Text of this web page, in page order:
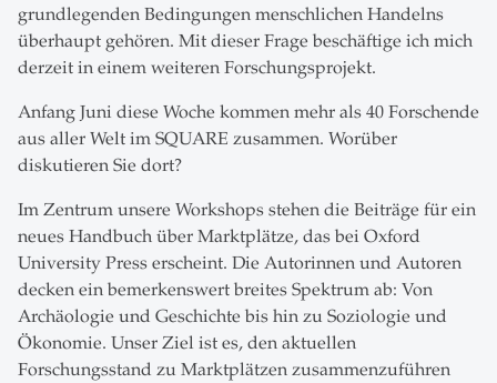
grundlegenden Bedingungen menschlichen Handelns
überhaupt gehören. Mit dieser Frage beschäftige ich mich
derzeit in einem weiteren Forschungsprojekt.
Anfang Juni diese Woche kommen mehr als 40 Forschende
aus aller Welt im SQUARE zusammen. Worüber
diskutieren Sie dort?
Im Zentrum unsere Workshops stehen die Beiträge für ein
neues Handbuch über Marktplätze, das bei Oxford
University Press erscheint. Die Autorinnen und Autoren
decken ein bemerkenswert breites Spektrum ab: Von
Archäologie und Geschichte bis hin zu Soziologie und
Ökonomie. Unser Ziel ist es, den aktuellen
Forschungsstand zu Marktplätzen zusammenzuführen